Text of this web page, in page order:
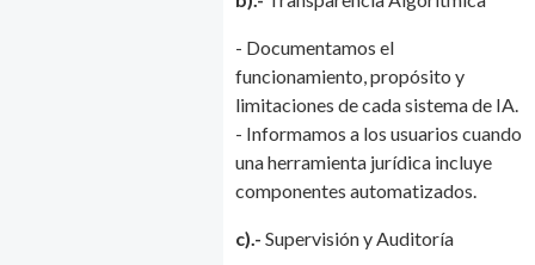
- Documentamos el
funcionamiento, propósito y
limitaciones de cada sistema de IA.
- Informamos a los usuarios cuando
una herramienta jurídica incluye
componentes automatizados.
c).- Supervisión y Auditoría